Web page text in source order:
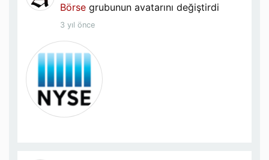
Börsegrubunun avatarını değiştirdi
3 yıl önce